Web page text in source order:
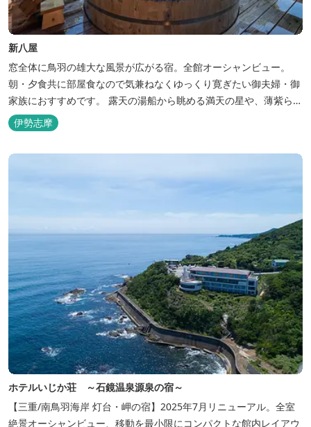
新八屋
窓全体に鳥羽の雄大な風景が広がる宿。全館オーシャンビュー。
朝・夕食共に部屋食なので気兼ねなくゆっくり寛ぎたい御夫婦・御
家族におすすめです。 露天の湯船から眺める満天の星や、薄紫ら染
まる朝の海は一見の価値有。夕食は旬の素材を大釜で蒸し上げる名
物「五右衛門蒸し」、鯛や伊勢海老の舟盛りに海鮮鍋も。
伊勢志摩
ホテルいじか荘 ～石鏡温泉源泉の宿～
【三重/南鳥羽海岸 灯台・岬の宿】2025年7月リニューアル。全室
絶景オーシャンビュー、移動を最小限にコンパクトな館内レイアウ